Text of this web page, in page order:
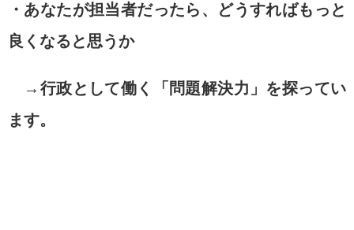
・あなたが担当者だったら、どうすればもっと
良くなると思うか
→行政として働く「問題解決力」を探ってい
ます。